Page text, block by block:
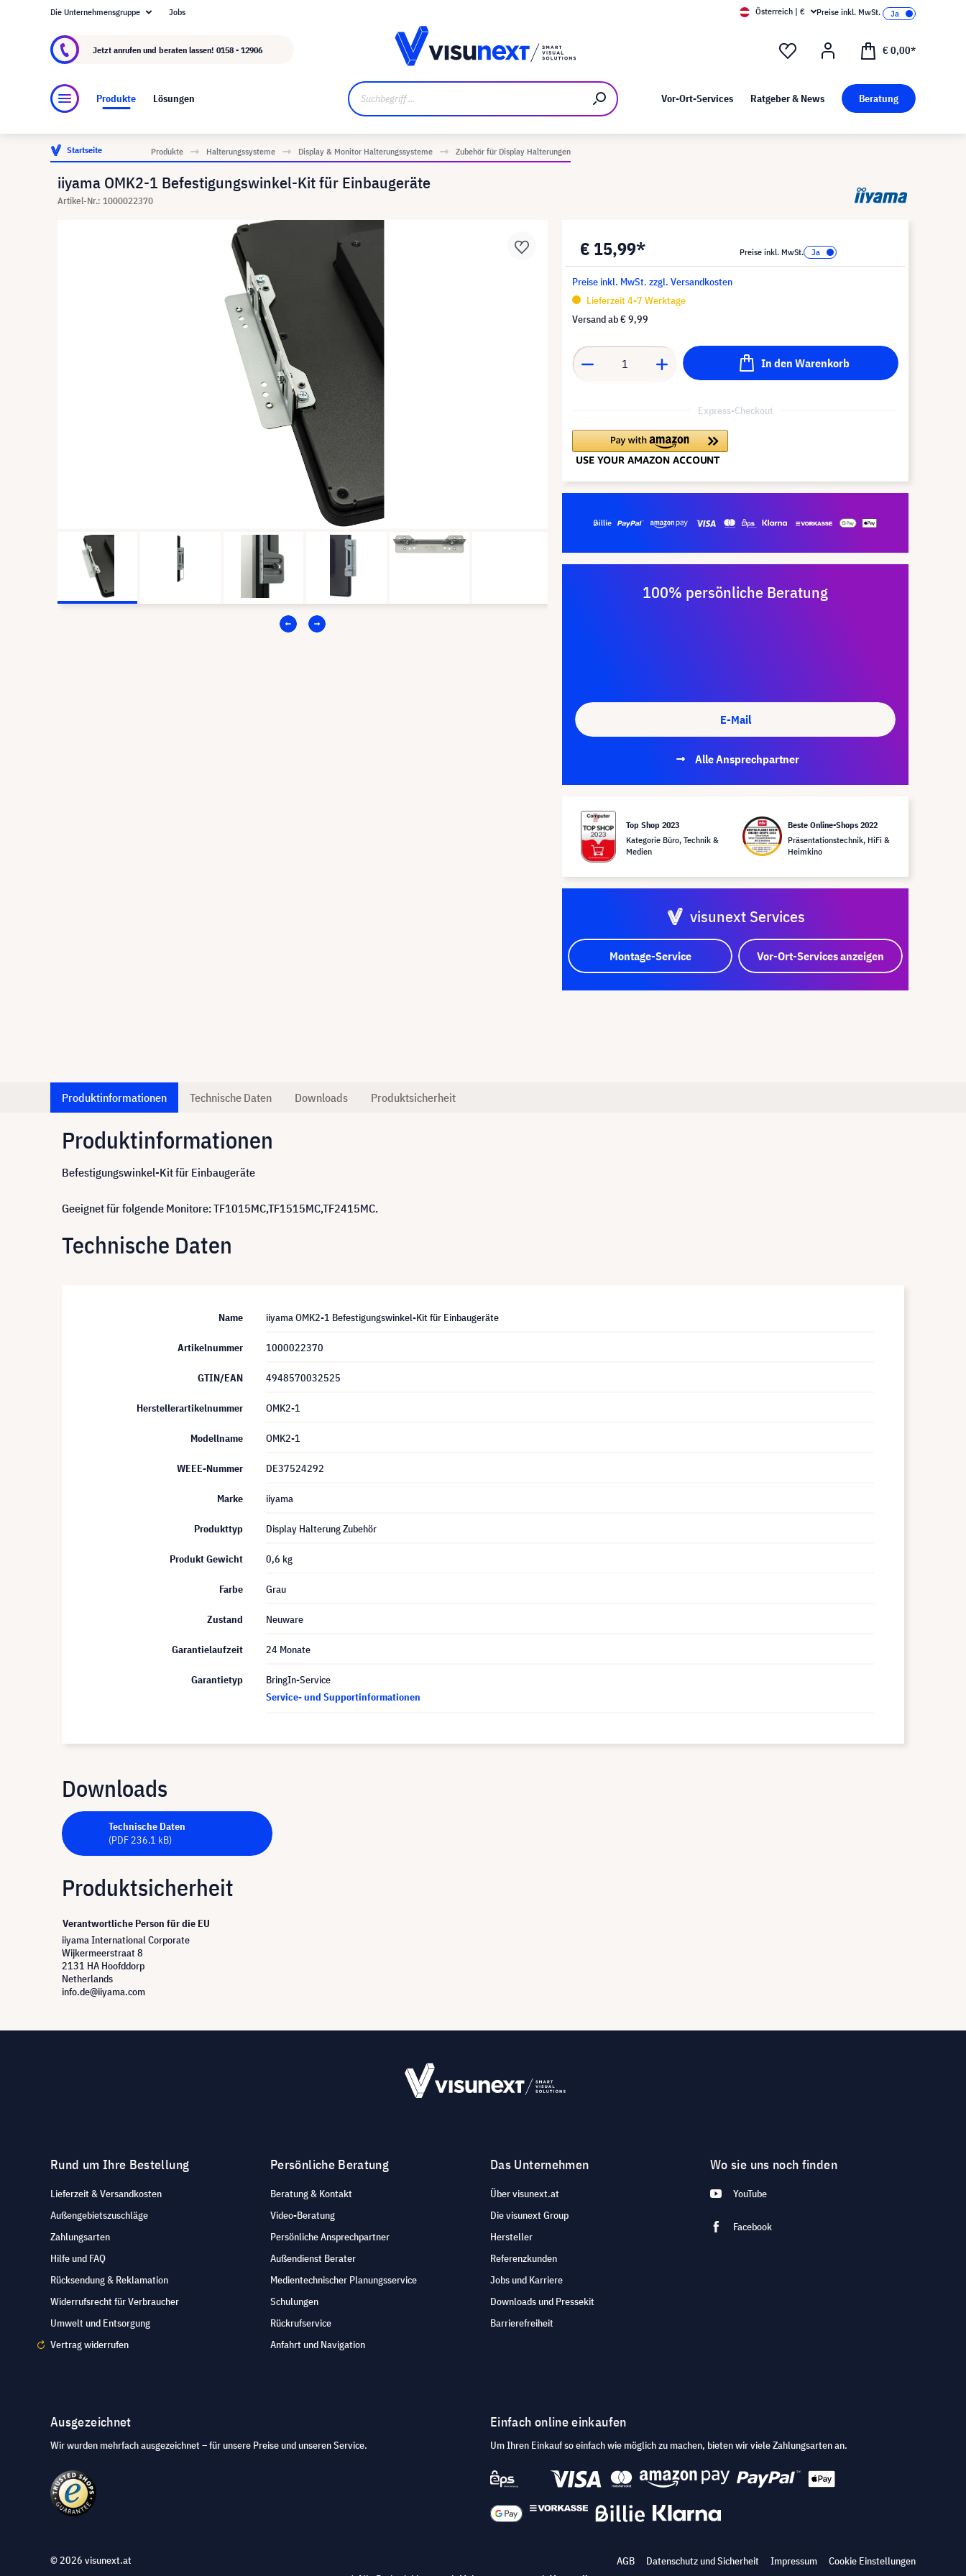
Über visunext.at Kunst bei visunext
Die Unternehmensgruppe Jobs Österreich | € Preise inkl. MwSt.
Jetzt anrufen und beraten lassen! 0158 - 12906 € 0,00*
Produkte Lösungen Vor-Ort-Services Ratgeber & News Beratung
Startseite Produkte Halterungssysteme Display & Monitor Halterungssysteme Zubehör für Display Halterungen
iiyama OMK2-1 Befestigungswinkel-Kit für Einbaugeräte
Artikel-Nr.: 1000022370
€ 15,99* Preise inkl. MwSt.
Preise inkl. MwSt. zzgl. Versandkosten
Lieferzeit 4-7 Werktage
Versand ab€ 9,99
In den Warenkorb
Express-Checkout
100% persönliche Beratung
E-Mail
Alle Ansprechpartner
Top Shop 2023
Kategorie Büro, Technik &
Medien
Beste Online-Shops 2022
Präsentationstechnik, HiFi &
Heimkino
visunext Services
Montage-Service Vor-Ort-Services anzeigen
Produktinformationen Technische Daten Downloads Produktsicherheit
Produktinformationen
Befestigungswinkel-Kit für Einbaugeräte
Geeignet für folgende Monitore: TF1015MC,TF1515MC,TF2415MC.
Technische Daten
Name iiyama OMK2-1 Befestigungswinkel-Kit für Einbaugeräte
Artikelnummer 1000022370
GTIN/EAN 4948570032525
Herstellerartikelnummer OMK2-1
Modellname OMK2-1
WEEE-Nummer DE37524292
Marke iiyama
Produkttyp Display Halterung Zubehör
Produkt Gewicht 0,6 kg
Farbe Grau
Zustand Neuware
Garantielaufzeit 24 Monate
Garantietyp
BringIn-Service
Service- und Supportinformationen
Downloads
Technische Daten
(PDF 236.1 kB)
Produktsicherheit
Verantwortliche Person für die EU
iiyama International Corporate
Wijkermeerstraat 8
2131 HA Hoofddorp
Netherlands
info.de@iiyama.com
Rund um Ihre Bestellung
Lieferzeit & Versandkosten
Außengebietszuschläge
Zahlungsarten
Hilfe und FAQ
Rücksendung & Reklamation
Widerrufsrecht für Verbraucher
Umwelt und Entsorgung
Vertrag widerrufen
Persönliche Beratung
Beratung & Kontakt
Video-Beratung
Persönliche Ansprechpartner
Außendienst Berater
Medientechnischer Planungsservice
Schulungen
Rückrufservice
Anfahrt und Navigation
Das Unternehmen
Über visunext.at
Die visunext Group
Hersteller
Referenzkunden
Jobs und Karriere
Downloads und Pressekit
Barrierefreiheit
Wo sie uns noch finden
YouTube
Facebook
Ausgezeichnet
Wir wurden mehrfach ausgezeichnet – für unsere Preise und unseren Service.
Einfach online einkaufen
Um Ihren Einkauf so einfach wie möglich zu machen, bieten wir viele Zahlungsarten an.
© 2026 visunext.at AGB Datenschutz und Sicherheit Impressum
Cookie Einstellungen